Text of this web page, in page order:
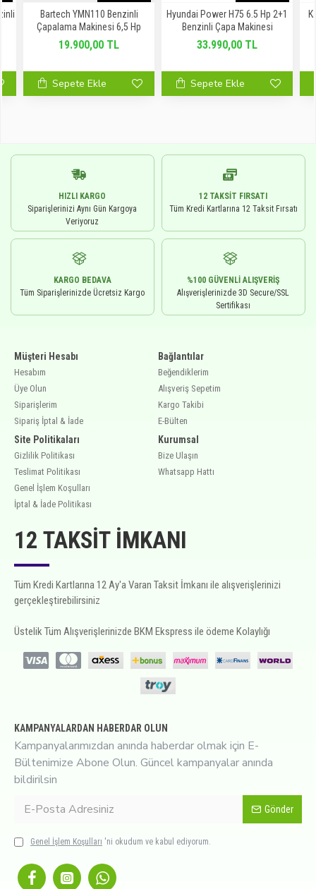
Bartech YMN110 Benzinli
Çapalama Makinesi 6,5 Hp
19.900,00 TL
Sepete Ekle
Hyundai Power H75 6.5 Hp 2+1
Benzinli Çapa Makinesi
33.990,00 TL
Sepete Ekle
HIZLI KARGO
Siparişlerinizi Aynı Gün Kargoya
Veriyoruz
12 TAKSIT FIRSATI
Tüm Kredi Kartlarına 12 Taksit Fırsatı
KARGO BEDAVA
Tüm Siparişlerinizde Ücretsiz Kargo
%100 GÜVENLI ALIŞVERIŞ
Alışverişlerinizde 3D Secure/SSL
Sertifikası
Müşteri Hesabı
Hesabım
Üye Olun
Siparişlerim
Sipariş İptal & İade
Site Politikaları
Gizlilik Politikası
Teslimat Politikası
Genel İşlem Koşulları
İptal & İade Politikası
Bağlantılar
Beğendiklerim
Alışveriş Sepetim
Kargo Takibi
E-Bülten
Kurumsal
Bize Ulaşın
Whatsapp Hattı
12 TAKSIT İMKANI
Tüm Kredi Kartlarına 12 Ay'a Varan Taksit İmkanı ile alışverişlerinizi
gerçekleştirebilirsiniz
Üstelik Tüm Alışverişlerinizde BKM Ekspress ile ödeme Kolaylığı
KAMPANYALARDAN HABERDAR OLUN
Kampanyalarımızdan anında haberdar olmak için E-
Bültenimize Abone Olun. Güncel kampanyalar anında
bildirilsin
Gönder
Genel İşlem Koşulları 'ni okudum ve kabul ediyorum.